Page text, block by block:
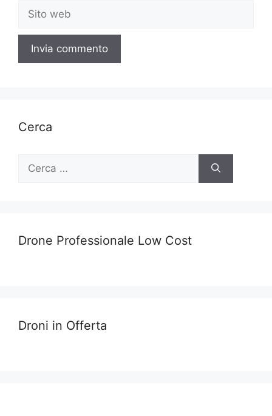
Sito
web
Cerca
Ricerca
Drone Professionale Low Cost
Droni in Offerta